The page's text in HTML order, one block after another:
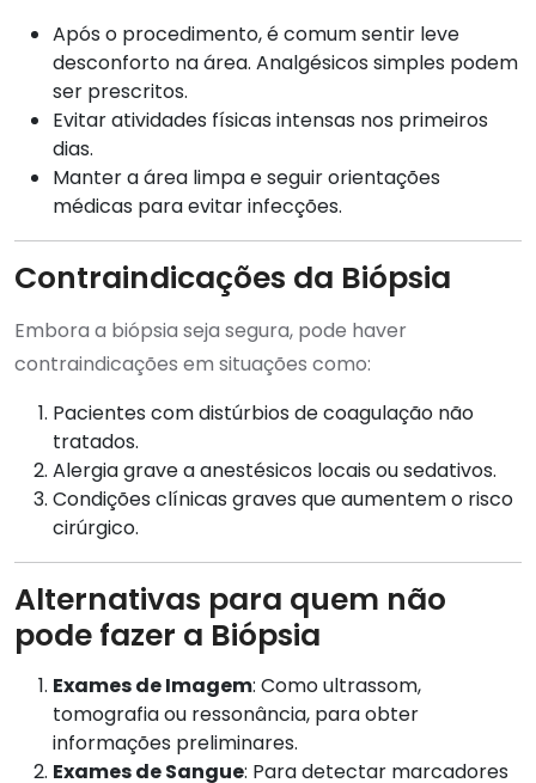
Após o procedimento, é comum sentir leve
desconforto na área. Analgésicos simples podem
ser prescritos.
Evitar atividades físicas intensas nos primeiros
dias.
Manter a área limpa e seguir orientações
médicas para evitar infecções.
Contraindicações da Biópsia
Embora a biópsia seja segura, pode haver
contraindicações em situações como:
Pacientes com distúrbios de coagulação não
tratados.
Alergia grave a anestésicos locais ou sedativos.
Condições clínicas graves que aumentem o risco
cirúrgico.
Alternativas para quem não
pode fazer a Biópsia
Exames de Imagem: Como ultrassom,
tomografia ou ressonância, para obter
informações preliminares.
Exames de Sangue: Para detectar marcadores